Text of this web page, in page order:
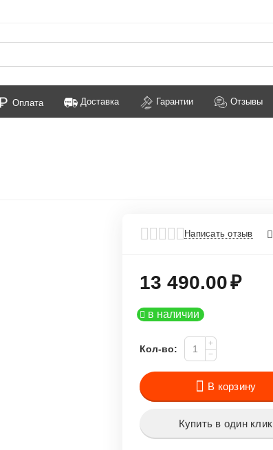
Оплата Доставка Гарантии Отзывы
Написать отзыв
13 490.00₽
в наличии
Кол-во:
+
−
В корзину
Купить в один клик